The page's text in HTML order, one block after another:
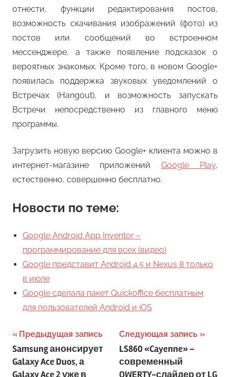
отнести, функции редактирования постов,
возможность скачивания изображений (фото) из
постов или сообщений во встроенном
мессенджере, а также появление подсказок о
вероятных знакомых. Кроме того, в новом Google+
появилась поддержка звуковых уведомлений о
Встречах (Hangout), и возможность запускать
Встречи непосредственно из главного меню
программы.
Загрузить новую версию Google+ клиента можно в
интернет-магазине приложений Google Play,
естественно, совершенно бесплатно.
Новости по теме:
Google Android App Inventor –
программирование для всех (видео)
Google представит Android 4.5 и Nexus 8 только
в июле
Google сделала пакет Quickoffice бесплатным
для пользователей Android и iOS
Навигация
по
Предыдущая запись
Samsung анонсирует
Galaxy Ace Duos, а
Galaxy Ace 2 уже в
Следующая запись
LS860 «Cayenne» –
современный
QWERTY-слайдер от LG